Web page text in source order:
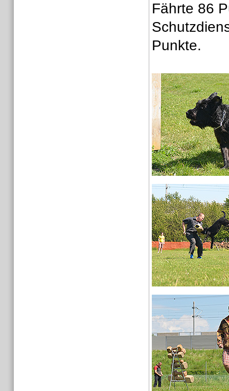
Fährte 86
Punkte.